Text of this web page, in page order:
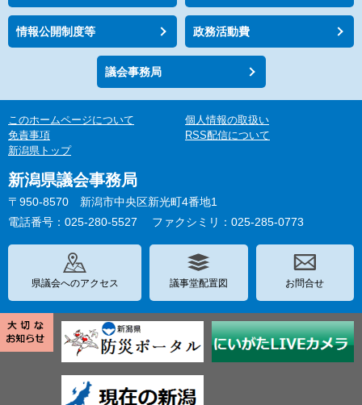
情報公開制度等 政務活動費
議会事務局
このホームページについて
個人情報の取扱い
免責事項
RSS配信について
新潟県トップ
新潟県議会事務局
〒950-8570 新潟市中央区新光町4番地1
電話番号：025-280-5527
ファクシミリ：025-285-0773
県議会へのアクセス 議事堂配置図 お問合せ